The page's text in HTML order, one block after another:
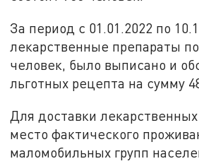
За период с 01.01.2022 по
лекарственные препараты
человек, было выписано и
льготных рецепта на сумму
Для доставки
место фактического
маломобильных групп